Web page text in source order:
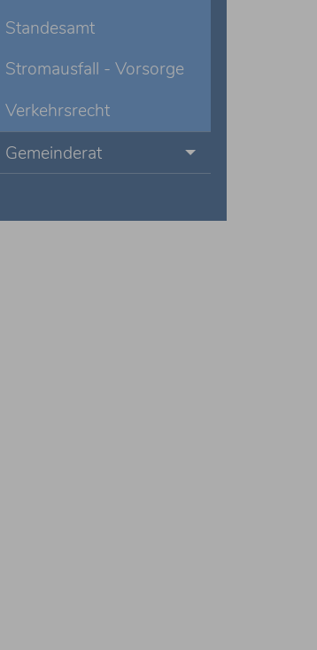
Standesamt
Stromausfall - Vorsorge
Verkehrsrecht
Gemeinderat